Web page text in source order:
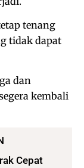
tenang
tidak dapat
dan
kembali
Cepat